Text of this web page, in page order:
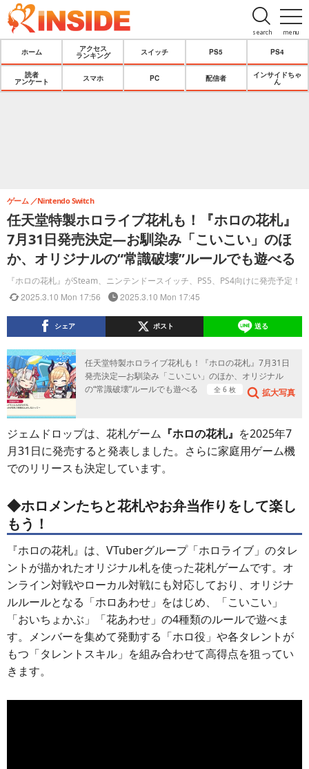
menu
search
ホーム
アクセス
ランキング
スイッチ PS5 PS4
読者
アンケート
スマホ PC 配信者
インサイドちゃ
ん
任天堂特製ホロライブ花札も！『ホロの花札』
7月31日発売決定―お馴染み「こいこい」のほ
か、オリジナルの“常識破壊”ルールでも遊べる
『ホロの花札』がSteam、ニンテンドースイッチ、PS5、PS4向けに発売予定！
ゲーム Nintendo Switch
2025.3.10 Mon 17:56 2025.3.10 Mon 17:45
シェア ポスト 送る
任天堂特製ホロライブ花札も！『ホロの花札』7月31日
発売決定―お馴染み「こいこい」のほか、オリジナル
の“常識破壊”ルールでも遊べる
全 6 枚 拡大写真
ジェムドロップは、花札ゲーム 『ホロの花札』 を2025年7
月31日に発売すると発表しました。さらに家庭用ゲーム機
でのリリースも決定しています。
◆ホロメンたちと花札やお弁当作りをして楽し
もう！
『ホロの花札』は、VTuberグループ「ホロライブ」のタレ
ントが描かれたオリジナル札を使った花札ゲームです。オ
ンライン対戦やローカル対戦にも対応しており、オリジナ
ルルールとなる「ホロあわせ」をはじめ、「こいこい」
「おいちょかぶ」「花あわせ」の4種類のルールで遊べま
す。メンバーを集めて発動する「ホロ役」や各タレントが
もつ「タレントスキル」を組み合わせて高得点を狙ってい
きます。